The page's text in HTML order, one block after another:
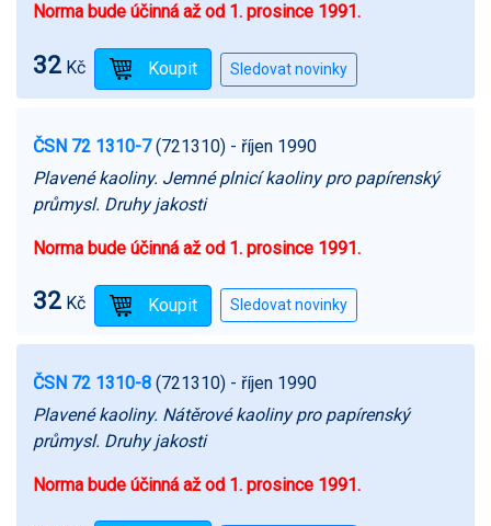
Norma bude účinná až od 1. prosince 1991.
32 Kč
ČSN 72 1310-7(721310) - říjen 1990
Plavené kaoliny. Jemné plnicí kaoliny pro papírenský
průmysl. Druhy jakosti
Norma bude účinná až od 1. prosince 1991.
32 Kč
ČSN 72 1310-8 (721310) - říjen 1990
Plavené kaoliny. Nátěrové kaoliny pro papírenský
průmysl. Druhy jakosti
Norma bude účinná až od 1. prosince 1991.